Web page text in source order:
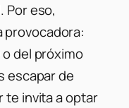
Por eso,
o del próximo
escapar de
te invita a optar